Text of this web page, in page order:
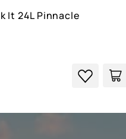
It 24L Pinnacle